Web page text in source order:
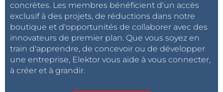
concrètes. Les membres bénéficient d'un accès
exclusif à des projets, de réductions dans notre
boutique et d'opportunités de collaborer avec des
innovateurs de premier plan. Que vous soyez en
train d'apprendre, de concevoir ou de développer
une entreprise, Elektor vous aide à vous connecter,
à créer et à grandir.